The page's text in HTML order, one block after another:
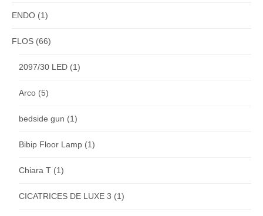
ENDO (1)
FLOS (66)
2097/30 LED (1)
Arco (5)
bedside gun (1)
Bibip Floor Lamp (1)
Chiara T (1)
CICATRICES DE LUXE 3 (1)